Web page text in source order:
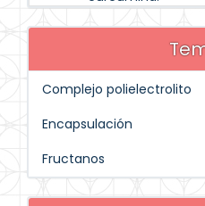
Complejo polielectrolito
Encapsulación
Fructanos